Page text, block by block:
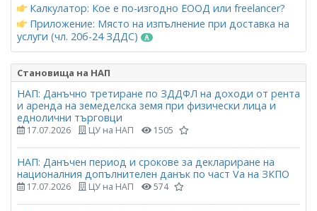
Калкулатор: Кое е по-изгодно ЕООД или freelancer?
Приложение: Място на изпълнение при доставка на
услуги (чл. 20б-24 ЗДДС)
Становища на НАП
НАП: Данъчно третиране по ЗДДФЛ на доходи от рента
и аренда на земеделска земя при физически лица и
еднолични търговци
17.07.2026 ЦУ на НАП 1505
НАП: Данъчен период и срокове за деклариране на
националния допълнителен данък по част Vа на ЗКПО
17.07.2026 ЦУ на НАП 574